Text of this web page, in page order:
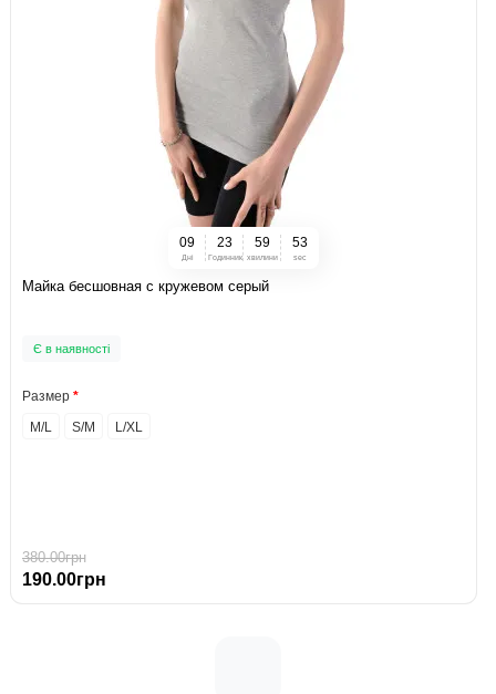
09
Дні
23
Годинник
59
хвилини
52
sec
Майка бесшовная с кружевом серый
Є в наявності
Размер
M/L
S/M L/XL
380.00грн
190.00грн